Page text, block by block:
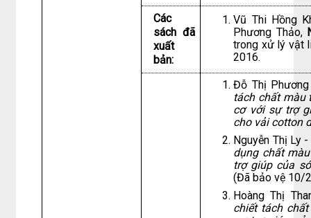
Các
sách đã
xuất
bản:
Vũ Thi Hồng
Phương Thảo,
trong xử lý vật
2016.
Đỗ Thị
tách chất màu
cơ với sự trợ
cho vải cotton
Nguyễn Thị Ly
dụng chất
trợ giúp của
(Đã bảo vệ 10/
Hoàng Thị
chiết tách